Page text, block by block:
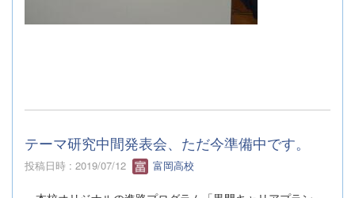
テーマ研究中間発表会、ただ今準備中です。
投稿日時 : 2019/07/12 富岡高校